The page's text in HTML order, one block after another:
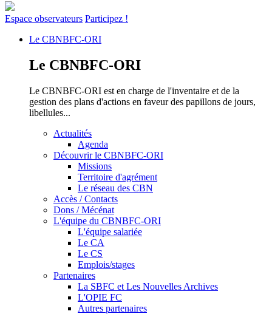
Espace observateurs Participez !
Le CBNBFC-ORI
Le CBNBFC-ORI
Le CBNBFC-ORI est en charge de l'inventaire et de la
gestion des plans d'actions en faveur des papillons de jours,
libellules...
Actualités
Agenda
Découvrir le CBNBFC-ORI
Missions
Territoire d'agrément
Le réseau des CBN
Accès / Contacts
Dons / Mécénat
L'équipe du CBNBFC-ORI
L'équipe salariée
Le CA
Le CS
Emplois/stages
Partenaires
La SBFC et Les Nouvelles Archives
L'OPIE FC
Autres partenaires